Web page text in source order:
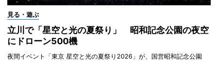
見る・遊ぶ
立川で「星空と光の夏祭り」 昭和記念公園の夜空
にドローン500機
夜間イベント「東京 星空と光の夏祭り2026」が、国営昭和記念公園